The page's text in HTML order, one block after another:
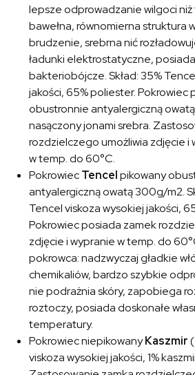
lepsze odprowadzanie wilgoci
bawełna, równomierna struktura
brudzenie, srebrna nić
ładunki elektrostatyczne, posiada
bakteriobójcze. Skład: 35%
jakości, 65% poliester. Pokrowiec
obustronnie antyalergiczną
nasączony jonami srebra.
rozdzielczego umożliwia zdjęcie i
w temp. do 60°C.
PokrowiecTencelpikowany
antyalergiczną owatą 300g/m2.
Tencel viskoza wysokiej jakości,
Pokrowiec posiada zamek
zdjęcie i wypranie w temp. do
pokrowca: nadzwyczaj gładkie
chemikaliów, bardzo szybkie
nie podrażnia skóry, zapobiega
roztoczy, posiada doskonałe
temperatury.
Pokrowiec niepikowanyKaszmir
viskoza wysokiej jakości, 1%